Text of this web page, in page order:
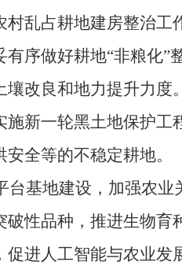
乱占耕地建房整治
序做好耕地“非粮化
改良和地力提升力
新一轮黑土地保护
全等的不稳定耕地。
地建设，加强农业
性品种，推进生物
进人工智能与农业